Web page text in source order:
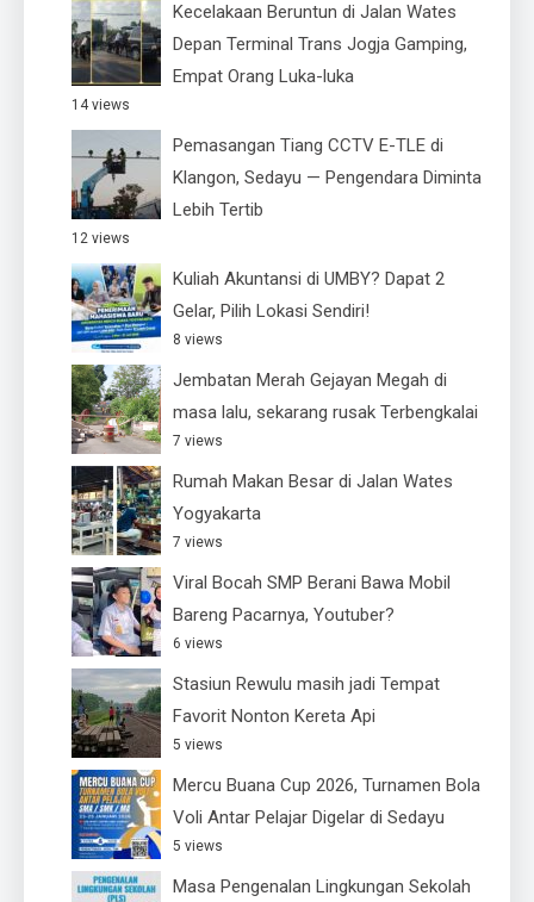
Kecelakaan Beruntun di Jalan Wates
Depan Terminal Trans Jogja Gamping,
Empat Orang Luka-luka
14 views
Pemasangan Tiang CCTV E-TLE di
Klangon, Sedayu — Pengendara Diminta
Lebih Tertib
12 views
Kuliah Akuntansi di UMBY? Dapat 2
Gelar, Pilih Lokasi Sendiri!
8 views
Jembatan Merah Gejayan Megah di
masa lalu, sekarang rusak Terbengkalai
7 views
Rumah Makan Besar di Jalan Wates
Yogyakarta
7 views
Viral Bocah SMP Berani Bawa Mobil
Bareng Pacarnya, Youtuber?
6 views
Stasiun Rewulu masih jadi Tempat
Favorit Nonton Kereta Api
5 views
Mercu Buana Cup 2026, Turnamen Bola
Voli Antar Pelajar Digelar di Sedayu
5 views
Masa Pengenalan Lingkungan Sekolah